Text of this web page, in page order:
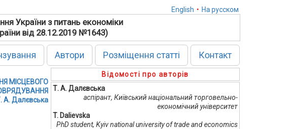
English • На русском
України з питань економіки
від 28.12.2019 №1643)
Автори Розміщення статті Контакт
МІСЦЕВОГО
А. Далєвська
Відомості про авторів
Т. А. Далєвська
аспірант, Київський національний торговельно-
економічний університет
T. Dalievska
PhD student, Kyiv national university of trade and economics